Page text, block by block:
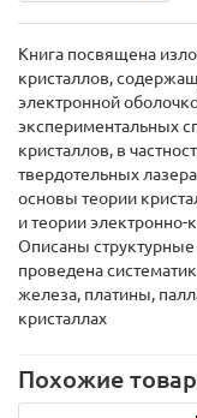
Книга посвящена
кристаллов,
электронной
экспериментальных
кристаллов, в
твердотельных
основы теории
и теории электронно-
Описаны
проведена
железа, платины,
кристаллах
Похожие